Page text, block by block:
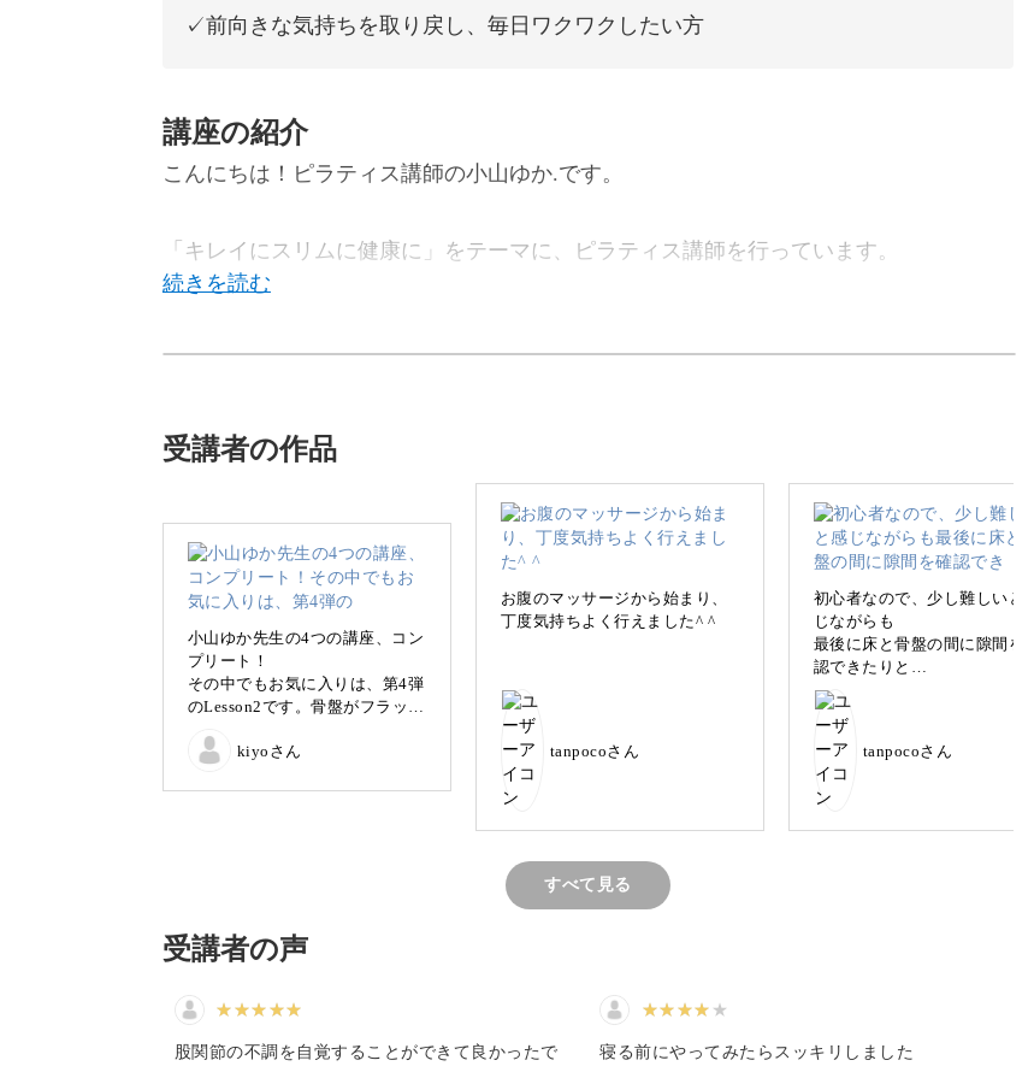
✓前向きな気持ちを取り戻し、毎日ワクワクしたい方
講座の紹介
こんにちは！ピラティス講師の小山ゆか.です。
「キレイにスリムに健康に」をテーマに、ピラティス講師を行っています。
仕事・家事・育児など、日々忙しさに追われ、なかなかご自身のケアができずにいる方
は多いですよね。
1日のうちほんの10分だけ、ご自身のカラダと心に向き合う時間にしてみませんか？
ピラティスのゆったりとした動きで、カラダを日々のストレスから解放し、心まで満た
されるワークを、一緒に行っていきましょう。
必要なのは1日10分だけ
受講者の作品
小山ゆか先生の4つの講座、コン
プリート！
その中でもお気に入りは、第4弾
のLesson2です。骨盤がフラット
て、リピートしてます！
kiyoさん
お腹のマッサージから始まり、
丁度気持ちよく行えました^ ^
tanpocoさん
初心者なので、少し難しいと感
じながらも
最後に床と骨盤の間に隙間を確
認できたりと
、身体がスッキリした気がしま
した^ ^
tanpocoさん
すべて見る
受講者の声
股関節の不調を自覚することができて良かったで
寝る前にやってみたらスッキリしました